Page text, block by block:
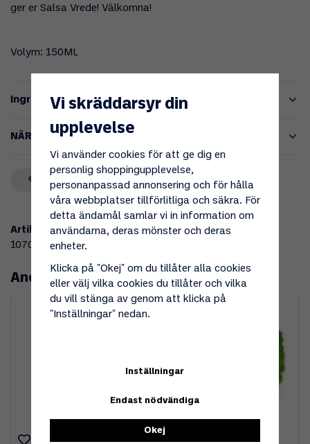
Ingredienser
NÄRINGSVÄRDE/100g
ger er Salsa Vrede! Välkomna!
Volym: 150ML
Artikelnummer:
107050
Andra köpte även
Vi skräddarsyr din
upplevelse
Vi använder cookies för att ge dig en
personlig shoppingupplevelse,
personanpassad annonsering och för hålla
våra webbplatser tillförlitliga och säkra. För
detta ändamål samlar vi in information om
användarna, deras mönster och deras
enheter.
Klicka på "Okej" om du tillåter alla cookies
eller välj vilka cookies du tillåter och vilka
du vill stänga av genom att klicka på
"Inställningar" nedan.
Inställningar
Endast nödvändiga
Okej